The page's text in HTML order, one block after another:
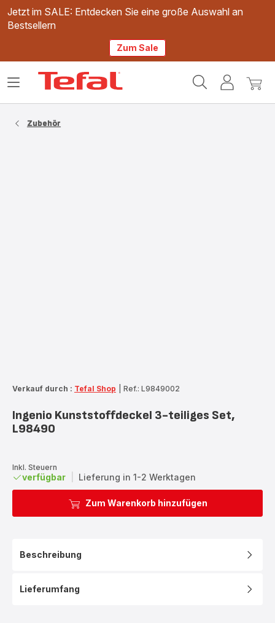
Jetzt im SALE: Entdecken Sie eine große Auswahl an
Bestsellern
Zum Sale
Mein
Mein
Das
Zubehör
Verkauf durch : Tefal Shop Ref.: L9849002
Ingenio Kunststoffdeckel 3-teiliges Set,
L98490
Inkl. Steuern
verfügbar Lieferung in 1-2 Werktagen
Zum Warenkorb hinzufügen
Beschreibung
Lieferumfang